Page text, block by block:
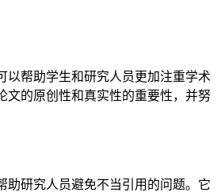
以帮助学生和研究人员更加注重学术
文的原创性和真实性的重要性，并努
助研究人员避免不当引用的问题。它